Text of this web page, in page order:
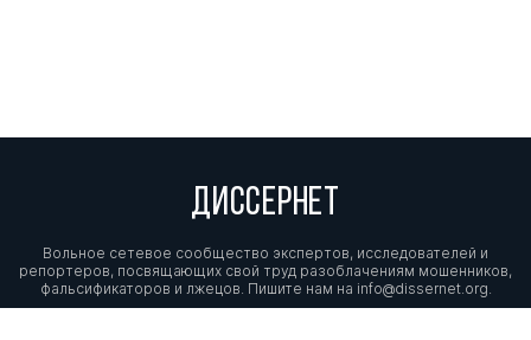
ДИССЕРНЕТ
Вольное сетевое сообщество экспертов, исследователей и
репортеров, посвящающих свой труд разоблачениям мошенников,
фальсификаторов и лжецов. Пишите нам на info@dissernet.org.